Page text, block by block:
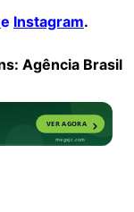
e Instagram.
Agência Brasil